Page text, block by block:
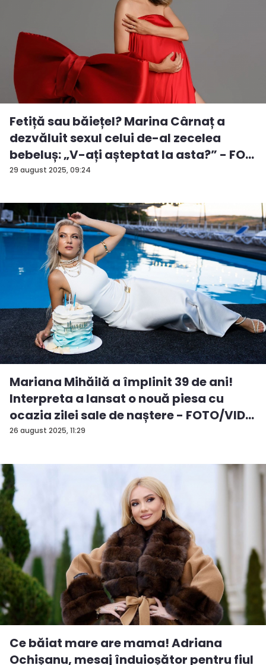
29 august 2025, 09:24
Fetiță sau băiețel? Marina Cârnaț a
dezvăluit sexul celui de-al zecelea
bebeluș: „V-ați așteptat la asta?” - FO...
26 august 2025, 11:29
Mariana Mihăilă a împlinit 39 de ani!
Interpreta a lansat o nouă piesa cu
ocazia zilei sale de naștere - FOTO/VID...
Ce băiat mare are mama! Adriana
Ochișanu, mesaj înduioșător pentru fiul